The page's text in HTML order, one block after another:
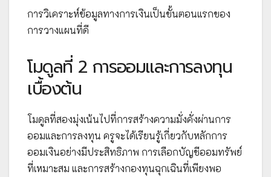
การวิเคราะห์ข้อมูลทางการเงินเป็นขั้นตอนแรกของ
การวางแผนที่ดี
โมดูลที่ 2 การออมและการลงทุน
เบื้องต้น
โมดูลที่สองมุ่งเน้นไปที่การสร้างความมั่งคั่งผ่านการ
ออมและการลงทุน ครูจะได้เรียนรู้เกี่ยวกับหลักการ
ออมเงินอย่างมีประสิทธิภาพ การเลือกบัญชีออมทรัพย์
ที่เหมาะสม และการสร้างกองทุนฉุกเฉินที่เพียงพอ